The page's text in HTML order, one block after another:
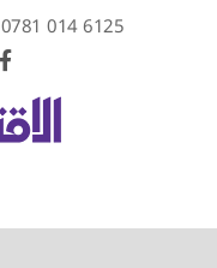
0781 014 6125